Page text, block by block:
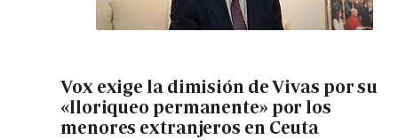
Vox exige la dimisión de Vivas por su
«lloriqueo permanente» por los
menores extranjeros en Ceuta